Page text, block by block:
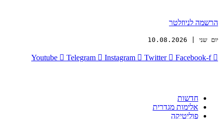
הרשמה לניוזלטר
יום שני | 10.08.2026
Youtube Telegram Instagram Twitter Facebook-f
חדשות
אלימות מגדרית
פוליטיקה